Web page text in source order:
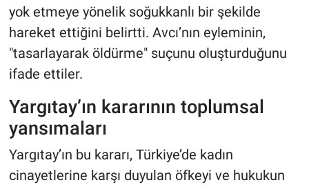
yok etmeye yönelik soğukkanlı bir şekilde
hareket ettiğini belirtti. Avcı’nın eyleminin,
"tasarlayarak öldürme" suçunu oluşturduğunu
ifade ettiler.
Yargıtay’ın kararının toplumsal
yansımaları
Yargıtay’ın bu kararı, Türkiye’de kadın
cinayetlerine karşı duyulan öfkeyi ve hukukun